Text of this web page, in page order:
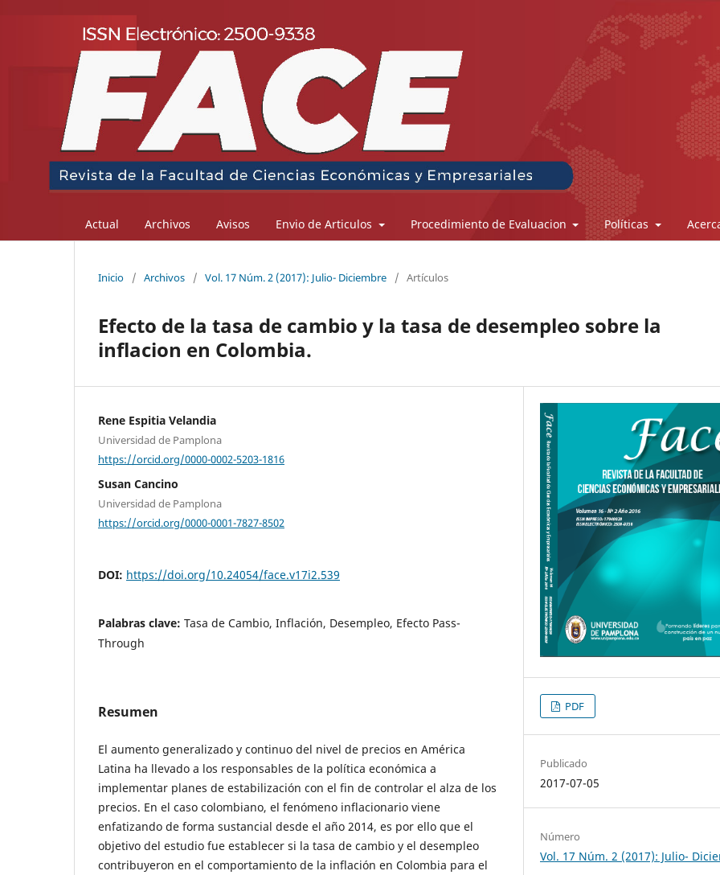
Actual Archivos Avisos Envio de Articulos Procedimiento de Evaluacion Políticas
Inicio / Archivos / Vol. 17 Núm. 2 (2017): Julio- Diciembre / Artículos
Efecto de la tasa de cambio y la tasa de desempleo sobre la
inflacion en Colombia.
Rene Espitia Velandia
Universidad de Pamplona
https://orcid.org/0000-0002-5203-1816
Susan Cancino
Universidad de Pamplona
https://orcid.org/0000-0001-7827-8502
DOI: https://doi.org/10.24054/face.v17i2.539
Palabras clave: Tasa de Cambio, Inflación, Desempleo, Efecto Pass-
Through
Resumen
El aumento generalizado y continuo del nivel de precios en América
Latina ha llevado a los responsables de la política económica a
implementar planes de estabilización con el fin de controlar el alza de los
precios. En el caso colombiano, el fenómeno inflacionario viene
enfatizando de forma sustancial desde el año 2014, es por ello que el
objetivo del estudio fue establecer si la tasa de cambio y el desempleo
contribuyeron en el comportamiento de la inflación en Colombia para el
PDF
Publicado
2017-07-05
Número
Vol. 17 Núm. 2 (2017): Julio-